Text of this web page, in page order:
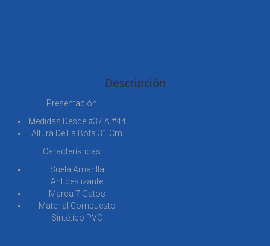
Descripción
Presentación:
Medidas Desde #37 A #44
Altura De La Bota 31 Cm
Características:
Suela Amarilla
Antideslizante
Marca 7 Gatos
Material Compuesto
Sintético PVC